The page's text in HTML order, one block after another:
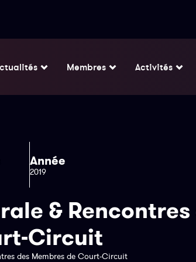
Membres Activités
Année
2019
& Rencontres
Circuit
des Membres de Court-Circuit